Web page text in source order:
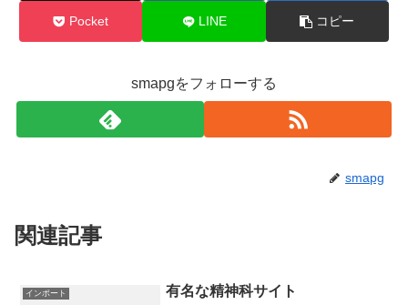
Pocket LINE コピー
smapgをフォローする
smapg
関連記事
インポート 有名な精神科サイト